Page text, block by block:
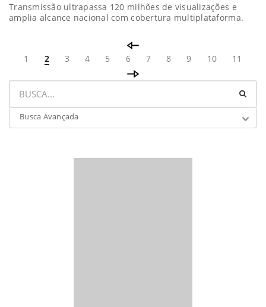
Transmissão ultrapassa 120 milhões de visualizações e
amplia alcance nacional com cobertura multiplataforma.
1 2 3 4 5 6 7 8 9 10 11
Busca Avançada